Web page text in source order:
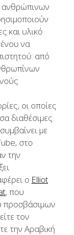
ανθρώπινων
και υλικό
να
από
οι οποίες
διαθέσιμες
με
στο
την
ο Elliot
, που
προσβάσιμων
τον
την Αραβική